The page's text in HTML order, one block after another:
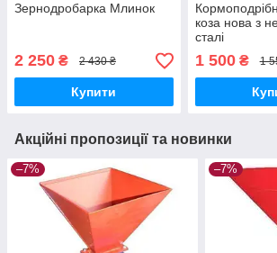
Зернодробарка Млинок
2 250 ₴ 2 430 ₴
Купити
коза нова з
сталі
1 500₴ 1
Акційні пропозиції та новинки
–7% –7%